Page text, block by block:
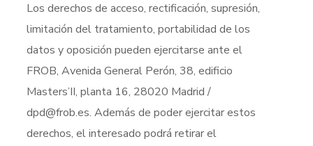
Los derechos de acceso, rectificación, supresión,
limitación del tratamiento, portabilidad de los
datos y oposición pueden ejercitarse ante el
FROB, Avenida General Perón, 38, edificio
Masters’II, planta 16, 28020 Madrid /
dpd@frob.es. Además de poder ejercitar estos
derechos, el interesado podrá retirar el